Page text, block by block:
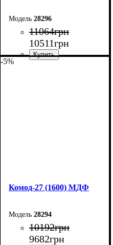
28296
11064грн
10511грн
-5%
Комод-27 (1600) МДФ
28294
10192грн
9682грн